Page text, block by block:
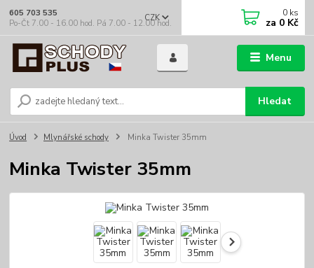
Menu
CZK
Hledat
605 703 535
Po-Čt 7.00 - 16.00 hod. Pá 7.00 - 12.00 hod.
0 ks
za 0 Kč
Úvod Mlynářské schody Minka Twister 35mm
Minka Twister 35mm